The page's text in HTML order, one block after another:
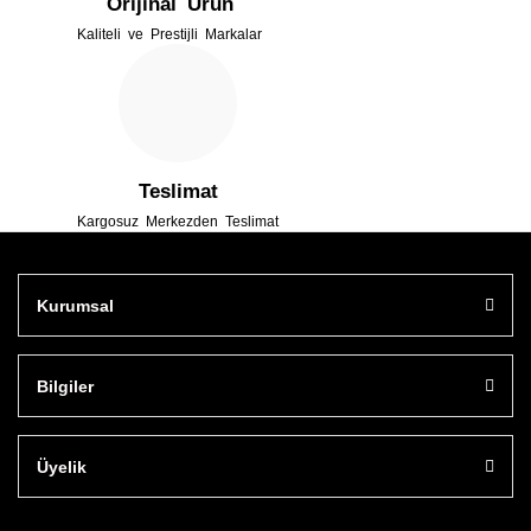
Kaliteli ve Prestijli Markalar
Teslimat
Kargosuz Merkezden Teslimat
Kurumsal
Bilgiler
Üyelik